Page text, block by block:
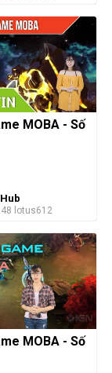
MOBA - Số
lotus612
MOBA - Số